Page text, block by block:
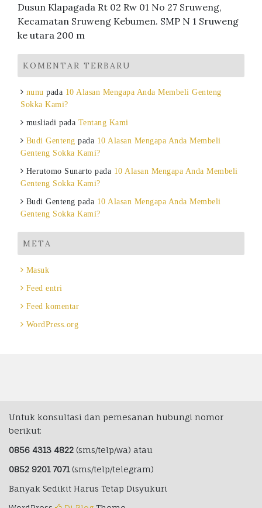
Dusun Klapagada Rt 02 Rw 01 No 27 Sruweng,
Kecamatan Sruweng Kebumen. SMP N 1 Sruweng
ke utara 200 m
KOMENTAR TERBARU
nunu pada 10 Alasan Mengapa Anda Membeli Genteng
Sokka Kami?
musliadi pada Tentang Kami
Budi Genteng pada 10 Alasan Mengapa Anda Membeli
Genteng Sokka Kami?
Herutomo Sunarto pada 10 Alasan Mengapa Anda Membeli
Genteng Sokka Kami?
Budi Genteng pada 10 Alasan Mengapa Anda Membeli
Genteng Sokka Kami?
META
Masuk
Feed entri
Feed komentar
WordPress.org
Untuk konsultasi dan pemesanan hubungi nomor
berikut:
0856 4313 4822 (sms/telp/wa) atau
0852 9201 7071(sms/telp/telegram)
Banyak Sedikit Harus Tetap Disyukuri